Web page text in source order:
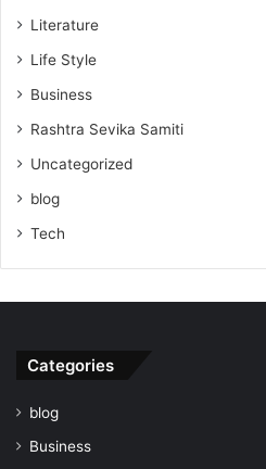
Literature
Life Style
Business
Rashtra Sevika Samiti
Uncategorized
blog
Tech
Categories
blog
Business